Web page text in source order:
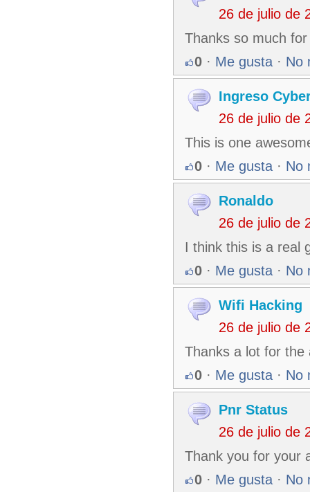
26 de julio de
Thanks so much
0 · Me gusta · No
Ingreso
26 de julio de
This is one
0 · Me gusta · No
Ronaldo
26 de julio de
I think this is a real
0 · Me gusta · No
Wifi Hacking
26 de julio de
Thanks a lot for the
0 · Me gusta · No
Pnr Status
26 de julio de
Thank you for your
0 · Me gusta · No